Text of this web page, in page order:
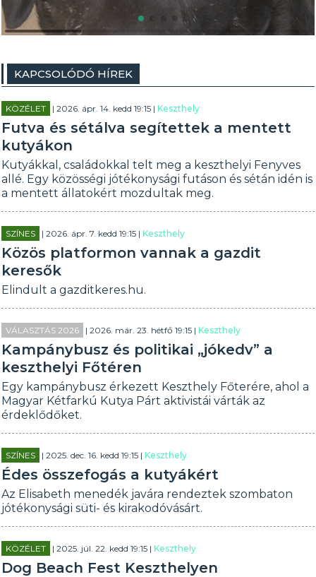
KAPCSOLÓDÓ HÍREK
KÖZÉLET | 2026. ápr. 14. kedd 19:15 |Keszthely
Futva és sétálva segítettek a mentett
kutyákon
Kutyákkal, családokkal telt meg a keszthelyi Fenyves
allé. Egy közösségi jótékonysági futáson és sétán idén is
a mentett állatokért mozdultak meg.
SZÍNES | 2026. ápr. 7. kedd 19:15 |Keszthely
Közös platformon vannak a gazdit
keresők
Elindult a gazditkeres.hu.
VÁLASZTÁS 2026 | 2026. már. 23. hétfő 19:15 |Keszthely
Kampánybusz és politikai „jókedv” a
keszthelyi Főtéren
Egy kampánybusz érkezett Keszthely Főterére, ahol a
Magyar Kétfarkú Kutya Párt aktivistái várták az
érdeklődőket.
SZÍNES | 2025. dec. 16. kedd 19:15 |Keszthely
Édes összefogás a kutyákért
Az Elisabeth menedék javára rendeztek szombaton
jótékonysági süti- és kirakodóvásárt.
KÖZÉLET | 2025. júl. 22. kedd 19:15 |Keszthely
Dog Beach Fest Keszthelyen